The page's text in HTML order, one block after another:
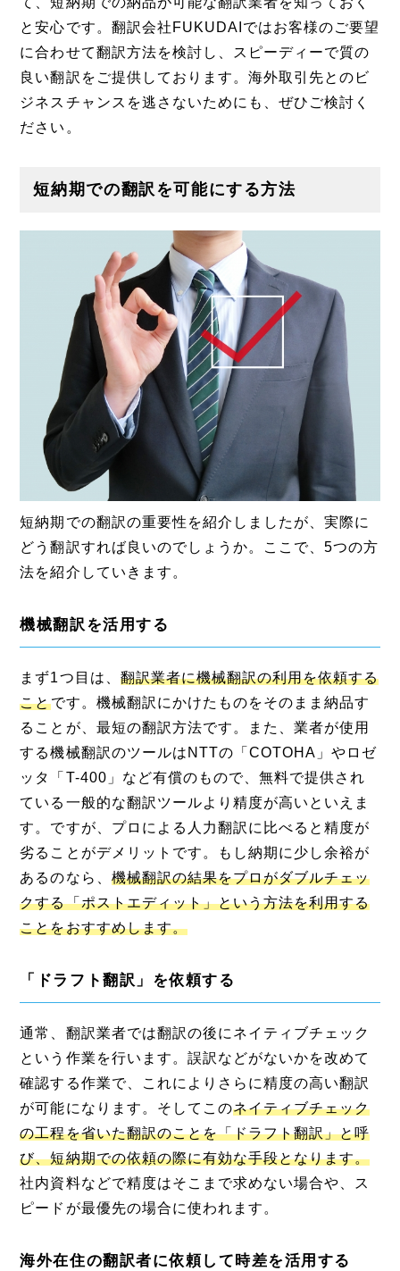
と安心です。翻訳会社FUKUDAIではお客様のご要望
に合わせて翻訳方法を検討し、スピーディーで質の
良い翻訳をご提供しております。海外取引先とのビ
ジネスチャンスを逃さないためにも、ぜひご検討く
ださい。
短納期での翻訳を可能にする方法
短納期での翻訳の重要性を紹介しましたが、実際に
どう翻訳すれば良いのでしょうか。ここで、5つの方
法を紹介していきます。
機械翻訳を活用する
まず1つ目は、 翻訳業者に機械翻訳の利用を依頼する
ことです。機械翻訳にかけたものをそのまま納品す
ることが、最短の翻訳方法です。また、業者が使用
する機械翻訳のツールはNTTの「COTOHA」やロゼ
ッタ「T-400」など有償のもので、無料で提供され
ている一般的な翻訳ツールより精度が高いといえま
す。ですが、プロによる人力翻訳に比べると精度が
劣ることがデメリットです。もし納期に少し余裕が
あるのなら、 機械翻訳の結果をプロがダブルチェッ
クする「ポストエディット」という方法を利用する
ことをおすすめします。
「ドラフト翻訳」を依頼する
通常、翻訳業者では翻訳の後にネイティブチェック
という作業を行います。誤訳などがないかを改めて
確認する作業で、これによりさらに精度の高い翻訳
が可能になります。そしてこのネイティブチェック
の工程を省いた翻訳のことを「ドラフト翻訳」と呼
び、短納期での依頼の際に有効な手段となります。
社内資料などで精度はそこまで求めない場合や、ス
ピードが最優先の場合に使われます。
海外在住の翻訳者に依頼して時差を活用する